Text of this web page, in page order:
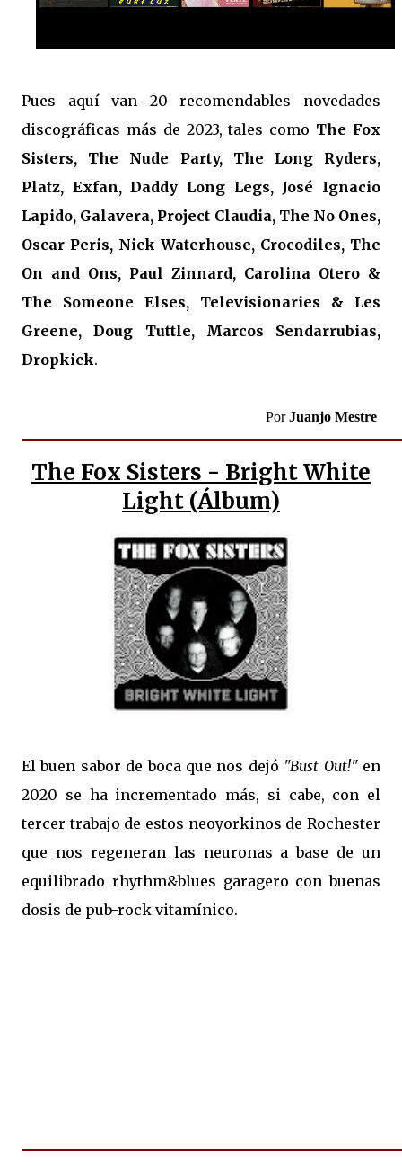
Pues aquí van 20 recomendables novedades
discográficas más de 2023, tales como The Fox
Sisters, The Nude Party, The Long Ryders,
Platz, Exfan, Daddy Long Legs, José Ignacio
Lapido, Galavera, Project Claudia, The No Ones,
Oscar Peris, Nick Waterhouse, Crocodiles, The
On and Ons, Paul Zinnard, Carolina Otero &
The Someone Elses, Televisionaries & Les
Greene, Doug Tuttle, Marcos Sendarrubias,
Dropkick.
PorJuanjo Mestre
The Fox Sisters - Bright White
Light (Álbum)
El buen sabor de boca que nos dejó "Bust Out!"en
2020 se ha incrementado más, si cabe, con el
tercer trabajo de estos neoyorkinos de Rochester
que nos regeneran las neuronas a base de un
equilibrado rhythm&blues garagero con buenas
dosis de pub-rock vitamínico.